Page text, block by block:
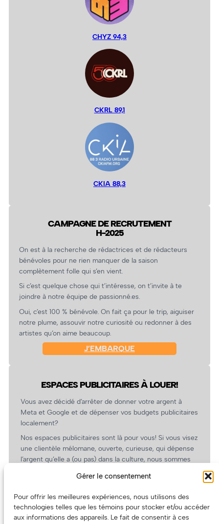
Gérer le consentement
Pour offrir les meilleures expériences, nous utilisons des
technologies telles que les témoins pour stocker et/ou accéder
aux informations des appareils. Le fait de consentir à ces
CHYZ 94,3
CKRL 89,1
CKIA 88,3
CAMPAGNE DE RECRUTEMENT
H-2025
On est à la recherche de rédactrices et de rédacteurs
bénévoles pour ne rien manquer de la saison
complètement folle qui s’en vient.
Si c’est quelque chose qui t’intéresse, on t’invite à te
joindre à notre équipe de passionné.es.
Oui, c’est 100 % bénévole. On fait ça pour le trip, aiguiser
notre plume, assouvir notre curiosité ou redonner à des
artistes qu’on aime beaucoup.
J’EMBARQUE
ESPACES PUBLICITAIRES À LOUER!
Vous avez décidé d’arrêter de donner votre argent à
Meta et Google et de dépenser vos budgets publicitaires
localement?
Nos espaces publicitaires sont là pour vous! Si vous visez
une clientèle mélomane, ouverte, curieuse, qui dépense
l’argent qu’elle a (ou pas) dans la culture, nous sommes
revient.
(Oui, on va avoir des tarifs spéciaux pour vous, les
artistes!)